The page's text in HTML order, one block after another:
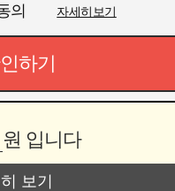
의 자세히보기
하기
원 입니다
보기